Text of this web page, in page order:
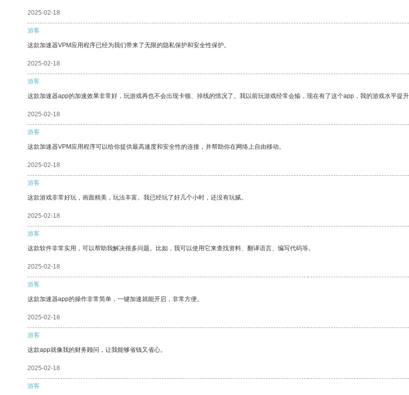
2025-02-18
游客
这款加速器VPM应用程序已经为我们带来了无限的隐私保护和安全性保护。
2025-02-18
游客
这款加速器app的加速效果非常好，玩游戏再也不会出现卡顿、掉线的情况了。我以前玩游戏经常会输，现在有了这个app，我的游戏水平提升
2025-02-18
游客
这款加速器VPM应用程序可以给你提供最高速度和安全性的连接，并帮助你在网络上自由移动。
2025-02-18
游客
这款游戏非常好玩，画面精美，玩法丰富。我已经玩了好几个小时，还没有玩腻。
2025-02-18
游客
这款软件非常实用，可以帮助我解决很多问题。比如，我可以使用它来查找资料、翻译语言、编写代码等。
2025-02-18
游客
这款加速器app的操作非常简单，一键加速就能开启，非常方便。
2025-02-18
游客
这款app就像我的财务顾问，让我能够省钱又省心。
2025-02-18
游客